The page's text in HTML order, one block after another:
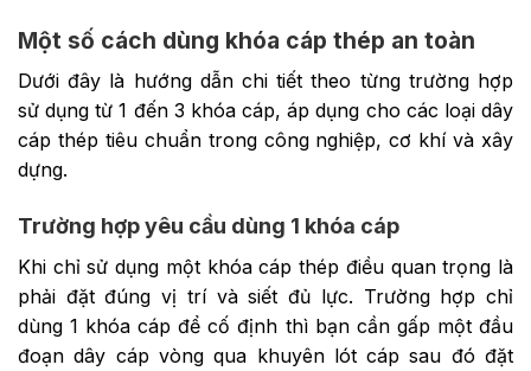
Một số cách dùng khóa cáp thép an toàn
Dưới đây là hướng dẫn chi tiết theo từng trường hợp
sử dụng từ 1 đến 3 khóa cáp, áp dụng cho các loại dây
cáp thép tiêu chuẩn trong công nghiệp, cơ khí và xây
dựng.
Trường hợp yêu cầu dùng 1 khóa cáp
Khi chỉ sử dụng một khóa cáp thép điều quan trọng là
phải đặt đúng vị trí và siết đủ lực. Trường hợp chỉ
dùng 1 khóa cáp để cố định thì bạn cần gấp một đầu
đoạn dây cáp vòng qua khuyên lót cáp sau đó đặt